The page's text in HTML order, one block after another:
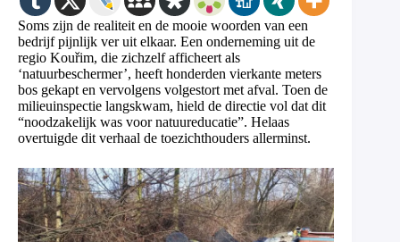
Soms zijn de realiteit en de mooie woorden van een
bedrijf pijnlijk ver uit elkaar. Een onderneming uit de
regio Kouřim, die zichzelf afficheert als
‘natuurbeschermer’, heeft honderden vierkante meters
bos gekapt en vervolgens volgestort met afval. Toen de
milieuinspectie langskwam, hield de directie vol dat dit
“noodzakelijk was voor natuureducatie”. Helaas
overtuigde dit verhaal de toezichthouders allerminst.